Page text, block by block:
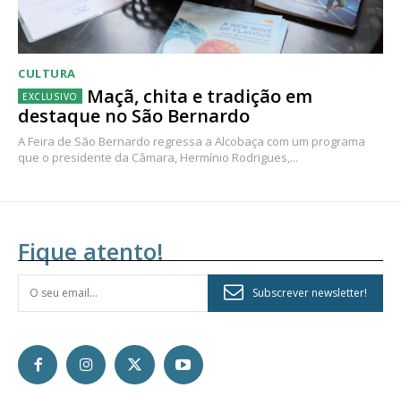
CULTURA
Maçã, chita e tradição em
destaque no São Bernardo
A Feira de São Bernardo regressa a Alcobaça com um programa
que o presidente da Câmara, Hermínio Rodrigues,...
Fique atento!
Subscrever newsletter!